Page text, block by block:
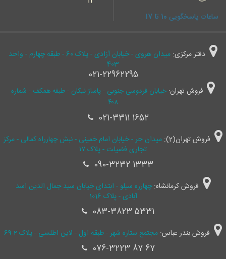
ساعات پاسخگویی 10 تا 17
دفتر مرکزی:
میدان هروی - خیابان آزادی - پلاک 60 - طبقه چهارم - واحد
403
021-22962295
فروش تهران: خیابان فردوسی جنوبی - پاساژ نیکان - طبقه همکف - شماره
۴۰۸
021-3311 1652
فروش تهران(2):
میدان حر - خیابان امام خمینی - نبش چهارراه کمالی - مرکز
تجاری فضیلت - پلاک ۱۷
090-3232 1333
فروش کرمانشاه:چهارره سیلو - ابتدای خیابان سید جمال ‌الدین اسد
آبادی - پلاک 1016
083-3823 5331
فروش بندر عباس: مجتمع ستاره شهر - طبقه اول - لاین اطلسی - پلاک 2-69
076-3223 87 67